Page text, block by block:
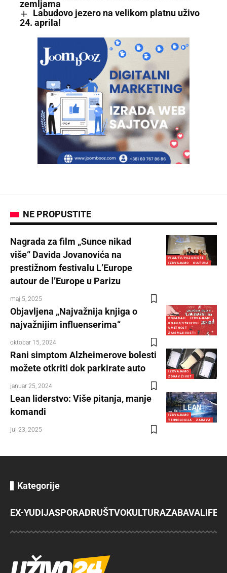
zemljama
Labudovo jezero na velikom platnu uživo
24. aprila!
NE PROPUSTITE
FILM/TV/POZORIŠTE
IZDVAJAMO
KULTURA
Nagrada za film „Sunce nikad
više“ Davida Jovanovića na
prestižnom festivalu L’Europe
autour de l’Europe u Parizu
maj 5, 2025
DOGAĐAJI
IZDVAJAMO
KNJIGE/STRIPOVI
UMETNOST
ZANIMLJIVOSTI
Objavljena „Najvažnija knjiga o
najvažnijim influenserima“
oktobar 15, 2024
IZDVAJAMO
ZDRAV ŽIVOT
Rani simptom Alzheimerove bolesti
možete otkriti dok parkirate auto
januar 25, 2024
IZDVAJAMO
TEHNOLOGIJA
ZABAVA
Lean liderstvo: Više pitanja, manje
komandi
jul 23, 2025
Kategorije
EX-YUDIJASPORADRUŠTVOKULTURAZABAVA